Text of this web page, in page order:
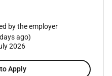
by the employer
ago)
2026
Apply